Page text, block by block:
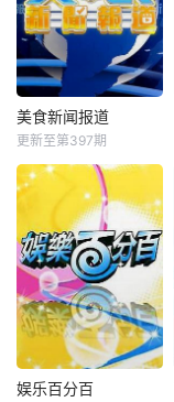
美食新闻报道
更新至第397期
娱乐百分百